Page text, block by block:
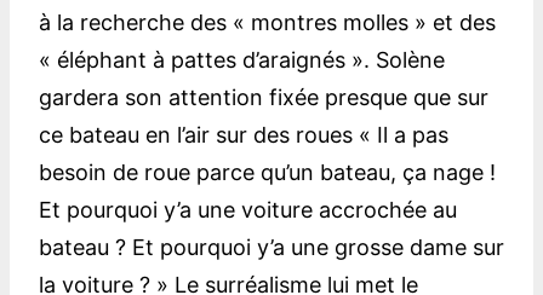
à la recherche des « montres molles » et des
« éléphant à pattes d’araignés ». Solène
gardera son attention fixée presque que sur
ce bateau en l’air sur des roues « Il a pas
besoin de roue parce qu’un bateau, ça nage !
Et pourquoi y’a une voiture accrochée au
bateau ? Et pourquoi y’a une grosse dame sur
la voiture ? » Le surréalisme lui met le